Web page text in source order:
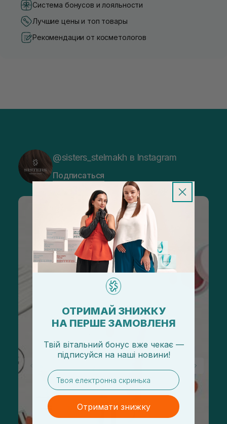
Система бонусов и лояльности
Лучшие цены и топ товары
Рекомендации от косметологов
@sisters_stelmakh в Instagram
Подписаться
ОТРИМАЙ ЗНИЖКУ
НА ПЕРШЕ ЗАМОВЛЕНЯ
Твій вітальний бонус вже чекає —
підписуйся на наші новини!
email
Отримати знижку